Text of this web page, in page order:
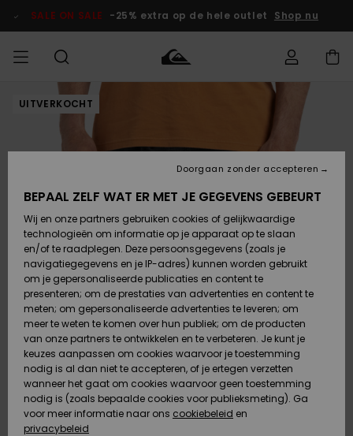
Productinformatie
SALE ON SALE -25% extra op de hele outlet Shop nu
HEREN
Accessoires
Schoenen &
Slippers
Surf /
Water
Snow
Nieuw
JONGENS
Accessoires
Schoenen &
Slippers
Surf /
Water
Sneeuw
Nieuw
DAMES
Highlights
Snow
SURF
Surf Shop
Highlights
Community
SNOW
Snow Shop
Dames
Snow Shop
Highlights
Gemeenschap
SALE ON
SALE
Kinderen
VROUW
OUTLET
Regio- En
Taalinstellingen
Nederlands
Retouren
Betaling
Giftcard
Quiksilver
Freedom
Gegevensbescherming
UITVERKOCHT
BEPAAL ZELF WAT ER MET JE GEGEVENS GEBEURT
Wij en onze partners gebruiken cookies of gelijkwaardige
technologieën om informatie op je apparaat op te slaan
en/of te raadplegen. Deze persoonsgegevens (zoals je
navigatiegegevens en je IP-adres) kunnen worden gebruikt
om je gepersonaliseerde publicaties en content te
presenteren; om de prestaties van advertenties en content te
meten; om gepersonaliseerde advertenties te leveren; om
meer te weten te komen over hun publiek; om de producten
van onze partners te ontwikkelen en te verbeteren. Je kunt je
keuzes aanpassen om cookies waarvoor je toestemming
nodig is al dan niet te accepteren, of je ertegen verzetten
wanneer het gaat om cookies waarvoor geen toestemming
nodig is (zoals bepaalde cookies voor publieksmeting). Ga
voor meer informatie naar ons cookiebeleid en
privacybeleid
Doorgaan zonder accepteren